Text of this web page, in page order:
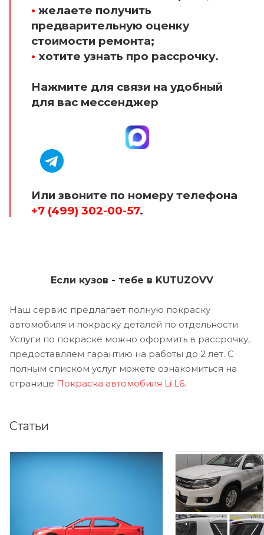
• желаете получить
предварительную оценку
стоимости ремонта;
• хотите узнать про рассрочку.
Нажмите для связи на удобный
для вас мессенджер
Или звоните по номеру телефона
+7 (499) 302-00-57.
Если кузов - тебе в KUTUZOVV
Наш сервис предлагает полную покраску
автомобиля и покраску деталей по отдельности.
Услуги по покраске можно оформить в рассрочку,
предоставляем гарантию на работы до 2 лет. С
полным списком услуг можете ознакомиться на
странице Покраска автомобиля Li L6.
Статьи